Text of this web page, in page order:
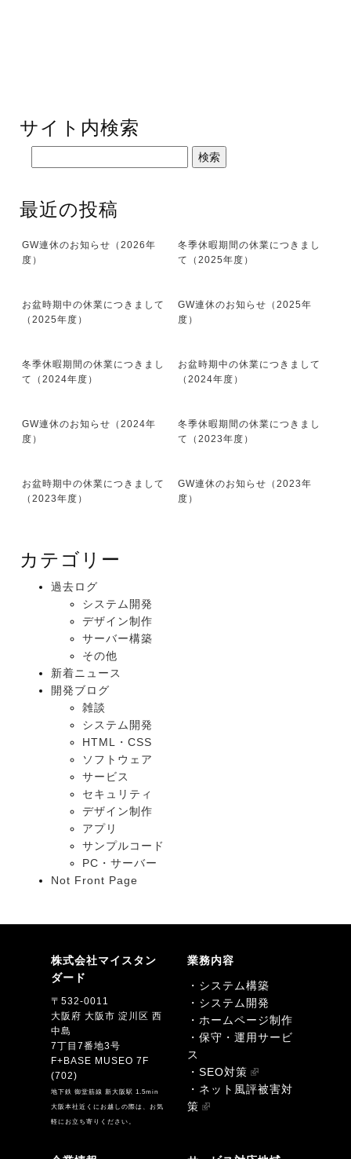
サイト内検索
最近の投稿
GW連休のお知らせ（2026年
度）
冬季休暇期間の休業につきまし
て（2025年度）
お盆時期中の休業につきまして
（2025年度）
GW連休のお知らせ（2025年
度）
冬季休暇期間の休業につきまし
て（2024年度）
お盆時期中の休業につきまして
（2024年度）
GW連休のお知らせ（2024年
度）
冬季休暇期間の休業につきまし
て（2023年度）
お盆時期中の休業につきまして
（2023年度）
GW連休のお知らせ（2023年
度）
カテゴリー
過去ログ
システム開発
デザイン制作
サーバー構築
その他
新着ニュース
開発ブログ
雑談
システム開発
HTML・CSS
ソフトウェア
サービス
セキュリティ
デザイン制作
アプリ
サンプルコード
PC・サーバー
Not Front Page
株式会社マイスタン
ダード
〒532-0011
大阪府 大阪市 淀川区 西
中島
7丁目7番地3号
F+BASE MUSEO 7F
(702)
地下鉄 御堂筋線 新大阪駅 1.5min
大阪本社近くにお越しの際は、お気
軽にお立ち寄りください。
業務内容
・システム構築
・システム開発
・ホームページ制作
・保守・運用サービ
ス
・SEO対策
・ネット風評被害対
策